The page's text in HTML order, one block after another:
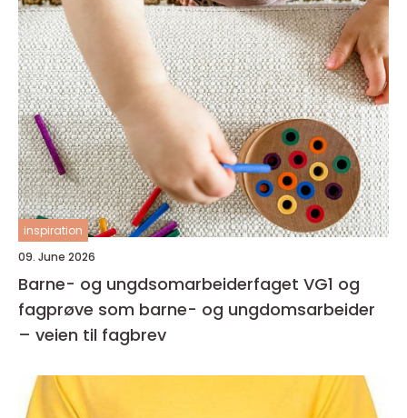
inspiration
09. June 2026
Barne- og ungdsomarbeiderfaget VG1 og
fagprøve som barne- og ungdomsarbeider
– veien til fagbrev